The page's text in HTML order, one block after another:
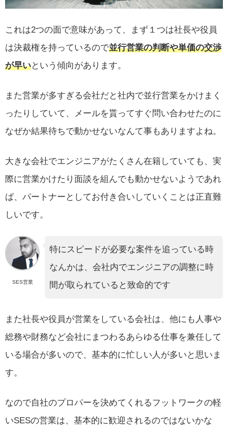
これは2つの面で意味があって、まず１つは社長や役員
は決裁権を持っているので並行営業の判断や単価の交渉
が早いという傾向があります。
また営業が多すぎる会社だと社内で並行営業をかけまく
ったりしていて、メールを貰ってすぐ問い合わせたのに
なぜか結果待ちで動かせないなんて事もありますよね。
大きな会社でエンジニアがたくさん在籍していても、実
際に営業かけたり面談を組んでも動かせないようであれ
ば、パートナーとしてお付き合いしていくことは正直難
しいです。
SES営業
特にスピードが必要な案件を追っている時
なんかは、会社内でエンジニアの調整に時
間が取られていると致命的です
また社長や役員が営業をしている会社は、他にも人事や
総務や財務など会社にまつわるあらゆる仕事を兼任して
いる場合が多いので、基本的に忙しい人が多いと思いま
す。
なので自社のプロパーを決めてくれるフットワークの軽
いSESの営業は、基本的に歓迎されるのではないかな